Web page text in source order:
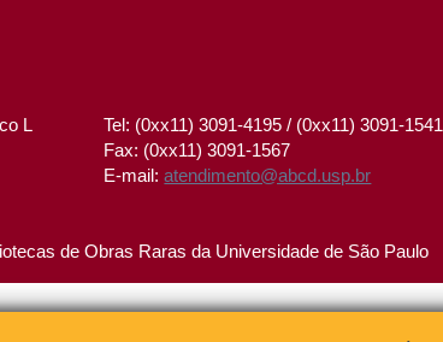
L
Tel: (0xx11) 3091-4195 / (0xx11) 3091-1541
Fax: (0xx11) 3091-1567
E-mail:atendimento@abcd.usp.br
de Obras Raras da Universidade de São Paulo